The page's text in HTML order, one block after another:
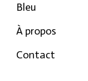
Bleu
À propos
Contact